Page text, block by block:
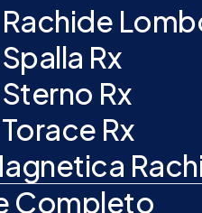
Rx
Rx
Rx
Completo